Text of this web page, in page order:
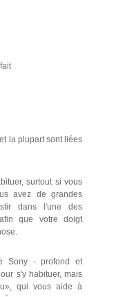
la plupart sont liées
surtout si vous
avez de grandes
dans l'une des
que votre doigt
Sony - profond et
s'y habituer, mais
qui vous aide à